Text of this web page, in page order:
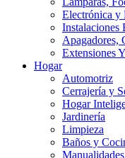
Electrónica y
Instalaciones
Apagadores,
Extensiones
Hogar
Automotriz
Cerrajería y
Hogar
Jardinería
Limpieza
Baños y
Manualidades